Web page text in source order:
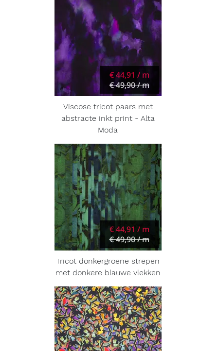
€ 44,91 / m
€ 49,90 / m
Viscose tricot paars met
abstracte inkt print - Alta
Moda
€ 44,91 / m
€ 49,90 / m
Tricot donkergroene strepen
met donkere blauwe vlekken